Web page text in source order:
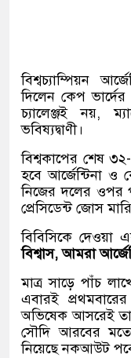
বিশ্বচ্যাম্পিয়ন
দিলেন কেপ
চ্যালেঞ্জই নয়,
ভবিষ্যদ্বাণী।
বিশ্বকাপের শেষ
হবে আর্জেন্টিনা ও
নিজের দলের ওপর
প্রেসিডেন্ট জোস
বিবিসিকে দেওয়া
বিশ্বাস, আমরা
মাত্র সাড়ে পাঁচ
এবারই
অভিষেক আসরেই
সৌদি আরবের
নিয়েছে নকআউট